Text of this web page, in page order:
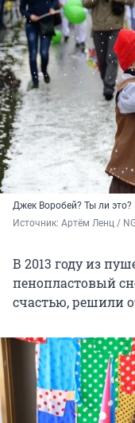
Джек Воробей? Ты ли это?
Источник: Артём Ленц /
В 2013 году из
пенопластовый
счастью, решили